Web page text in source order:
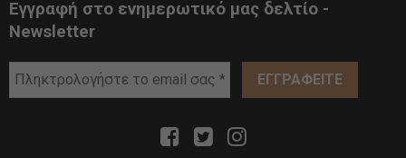
Εγγραφή στο ενημερωτικό μας δελτίο -
Newsletter